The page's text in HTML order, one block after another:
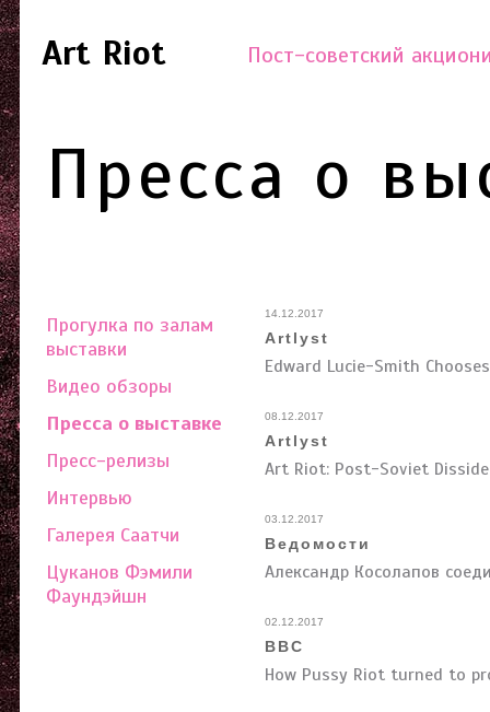
Art Riot Пост-советский
Пресса о
Прогулка по залам
выставки
Видео обзоры
Пресса о выставке
Пресс-релизы
Интервью
Галерея Саатчи
Цуканов Фэмили
Фаундэйшн
14.12.2017
Artlyst
Edward Lucie-Smith
08.12.2017
Artlyst
Art Riot: Post-Soviet
03.12.2017
Ведомости
Александр Косолапов
02.12.2017
BBC
How Pussy Riot turned to